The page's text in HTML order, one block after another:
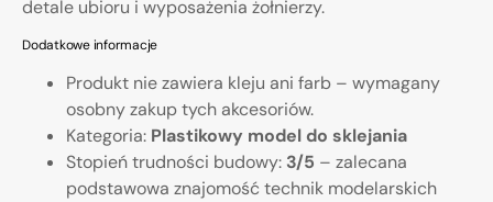
detale ubioru i wyposażenia żołnierzy.
Dodatkowe informacje
Produkt nie zawiera kleju ani farb – wymagany
osobny zakup tych akcesoriów.
Kategoria: Plastikowy model do sklejania
Stopień trudności budowy: 3/5 – zalecana
podstawowa znajomość technik modelarskich